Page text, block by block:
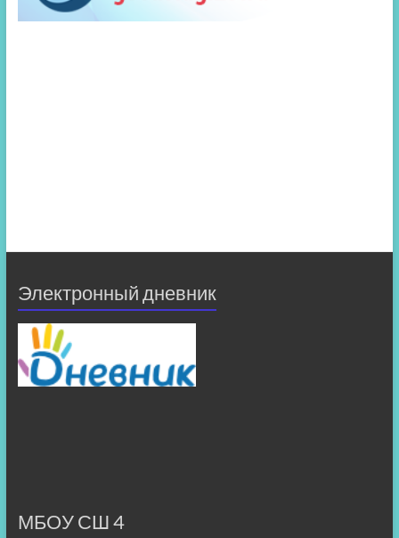
Электронный дневник
МБОУ СШ 4